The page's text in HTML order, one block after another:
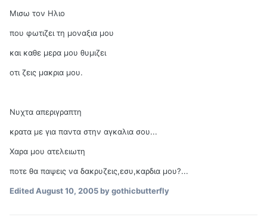
Μισω τον Ηλιο
που φωτιζει τη μοναξια μου
και καθε μερα μου θυμιζει
οτι ζεις μακρια μου.
Νυχτα απεριγραπτη
κρατα με για παντα στην αγκαλια σου...
Xαρα μου ατελειωτη
ποτε θα παψεις να δακρυζεις,εσυ,καρδια μου?...
EditedAugust 10, 2005by gothicbutterfly